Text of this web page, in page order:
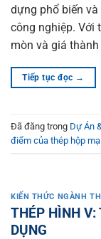
dựng phổ biến
công nghiệp. Với
mòn và giá thành
Tiếp tục đọc →
Đã đăng trong Dự Án
điểm của thép hộp
KIẾN THỨC NGÀNH
THÉP HÌNH
DỤNG